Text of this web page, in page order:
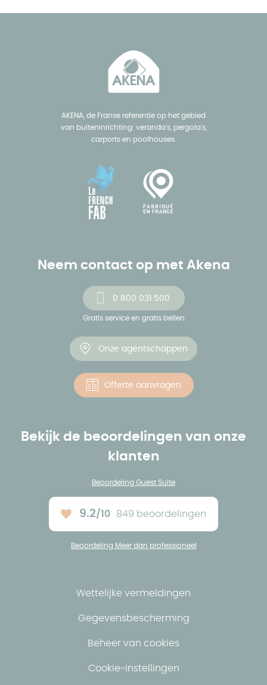
AKENA, de Franse referentie op het gebied
van buiteninrichting: veranda's, pergola's,
carports en poolhouses.
Neem contact op met Akena
0 800 031 500
Gratis service en gratis bellen
Onze agentschappen
Offerte aanvragen
Bekijk de beoordelingen van onze
klanten
Beoordeling Guest Suite
Ons gemiddelde :
9.2/10 849 beoordelingen
Beoordeling Meer dan professioneel
Wettelijke vermeldingen
Gegevensbescherming
Beheer van cookies
Cookie-instellingen